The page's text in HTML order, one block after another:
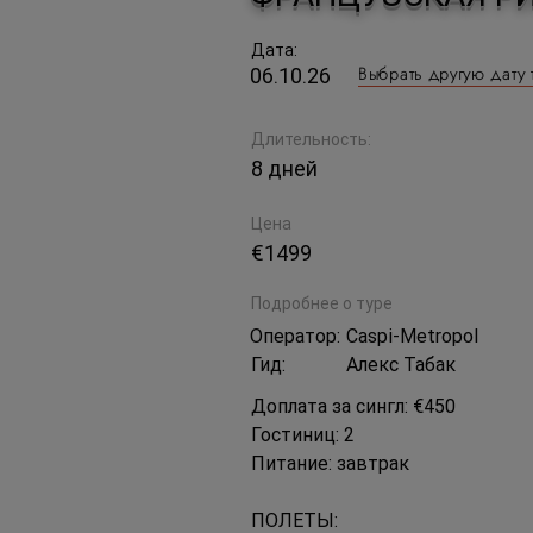
Дата:
06.10.26 Выбрать другую дату
Длительность:
8 дней
Цена
€1499
Подробнее о туре
Оператор: Caspi-Metropol
Гид:
Алекс Табак
Доплата за сингл: €450
Гостиниц: 2
Питание: завтрак
ПОЛЕТЫ: